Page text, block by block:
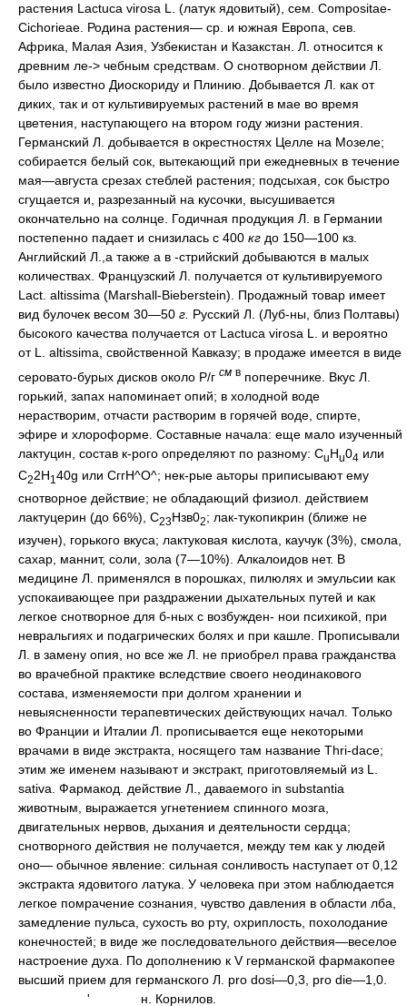
растения Lactuca virosa L. (латук ядовитый), сем. Compositae-
Cichorieae. Родина растения— ср. и южная Европа, сев.
Африка, Малая Азия, Узбекистан и Казакстан. Л. относится к
древним ле-> чебным средствам. О снотворном действии Л.
было известно Диоскориду и Плинию. Добывается Л. как от
диких, так и от культивируемых растений в мае во время
цветения, наступающего на втором году жизни растения.
Германский Л. добывается в окрестностях Целле на Мозеле;
собирается белый сок, вытекающий при ежедневных в течение
мая—августа срезах стеблей растения; подсыхая, сок быстро
сгущается и, разрезанный на кусочки, высушивается
окончательно на солнце. Годичная продукция Л. в Германии
постепенно падает и снизилась с 400 кг до 150—100 кз.
Английский Л.,а также а в -стрийский добываются в малых
количествах. Французский Л. получается от культивируемого
Lact. altissima (Marshall-Bieberstein). Продажный товар имеет
вид булочек весом 30—50 г. Русский Л. (Луб-ны, близ Полтавы)
бысокого качества получается от Lactuca virosa L. и вероятно
от L. altissima, свойственной Кавказу; в продаже имеется в виде
серовато-бурых дисков около Р/г см в поперечнике. Вкус Л.
горький, запах напоминает опий; в холодной воде
нерастворим, отчасти растворим в горячей воде, спирте,
эфире и хлороформе. Составные начала: еще мало изученный
лактуцин, состав к-рого определяют по разному: CuHu04 или
C22H1 40g или СггН^О^; нек-рые аьторы приписывают ему
снотворное действие; не обладающий физиол. действием
лактуцерин (до 66%), С23Нзв02; лак-тукопикрин (ближе не
изучен), горького вкуса; лактуковая кислота, каучук (3%), смола,
сахар, маннит, соли, зола (7—10%). Алкалоидов нет. В
медицине Л. применялся в порошках, пилюлях и эмульсии как
успокаивающее при раздражении дыхательных путей и как
легкое снотворное для б-ных с возбужден- нои психикой, при
невральгиях и подагрических болях и при кашле. Прописывали
Л. в замену опия, но все же Л. не приобрел права гражданства
во врачебной практике вследствие своего неодинакового
состава, изменяемости при долгом хранении и
невыясненности терапевтических действующих начал. Только
во Франции и Италии Л. прописывается еще некоторыми
врачами в виде экстракта, носящего там название Thri-dace;
этим же именем называют и экстракт, приготовляемый из L.
sativa. Фармакод. действие Л., даваемого in substantia
животным, выражается угнетением спинного мозга,
двигательных нервов, дыхания и деятельности сердца;
снотворного действия не получается, между тем как у людей
оно— обычное явление: сильная сонливость наступает от 0,12
экстракта ядовитого латука. У человека при этом наблюдается
легкое помрачение сознания, чувство давления в области лба,
замедление пульса, сухость во рту, охриплость, похолодание
конечностей; в виде же последовательного действия—веселое
настроение духа. По дополнению к V германской фармакопее
высший прием для германского Л. pro dosi—0,3, pro die—1,0.
'
н. Корнилов.